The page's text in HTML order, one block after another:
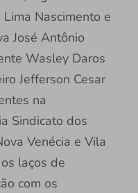
Nascimento e
José Antônio
Wasley Daros
Jefferson Cesar
na
Sindicato dos
Venécia e Vila
laços de
com os